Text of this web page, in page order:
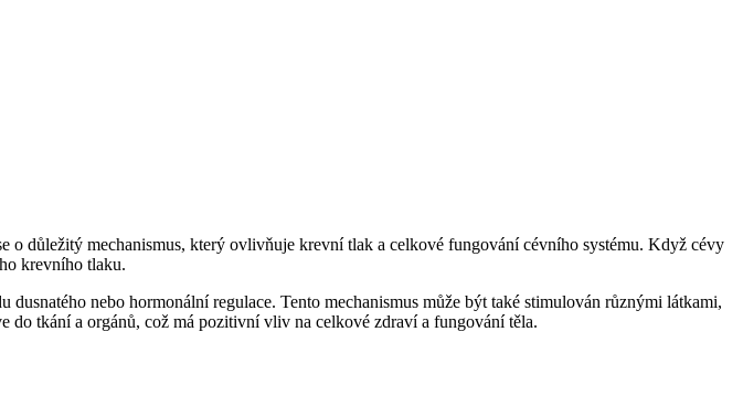
o důležitý mechanismus, který ovlivňuje krevní tlak a celkové fungování cévního systému. Když cévy
krevního tlaku.
nebo hormonální regulace. Tento mechanismus může být také stimulován různými látkami,
do tkání a orgánů, což má pozitivní vliv na celkové zdraví a fungování těla.